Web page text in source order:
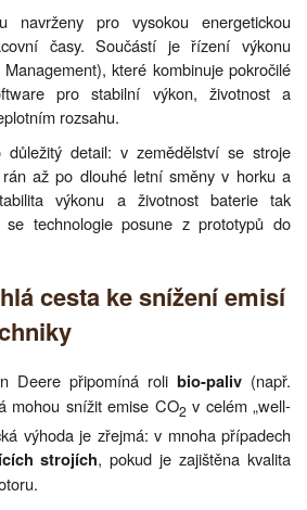
navrženy pro vysokou energetickou
časy. Součástí je řízení výkonu
které kombinuje pokročilé
pro stabilní výkon, životnost a
rozsahu.
detail: v zemědělství se stroje
až po dlouhé letní směny v horku a
výkonu a životnost baterie tak
technologie posune z prototypů do
cesta ke snížení emisí
Deere připomíná roli bio-paliv (např.
mohou snížit emise CO2v celém „well-
výhoda je zřejmá: v mnoha případech
strojích, pokud je zajištěna kvalita